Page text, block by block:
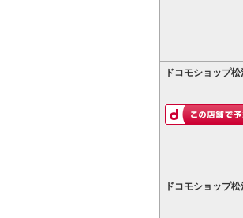
ドコモショップ
ドコモショップ